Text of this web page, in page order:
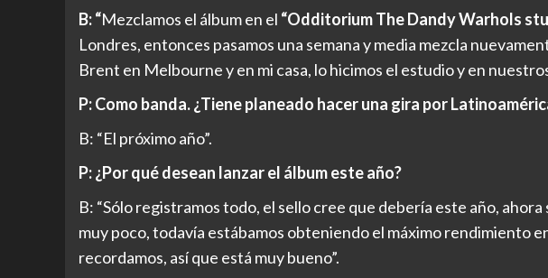
B: “Mezclamos el álbum en el “Odditorium The Dandy Warhols
Londres, entonces pasamos una semana y media mezcla
Brent en Melbourne y en mi casa, lo hicimos el estudio y en
P: Como banda. ¿Tiene planeado hacer una gira por
B: “El próximo año”.
P: ¿Por qué desean lanzar el álbum este año?
B: “Sólo registramos todo, el sello cree que debería este año,
muy poco, todavía estábamos obteniendo el máximo rendimiento
recordamos, así que está muy bueno”.